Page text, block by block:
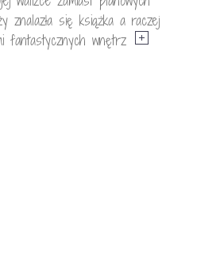
znalazła się książka a raczej
fantastycznych wnętrz